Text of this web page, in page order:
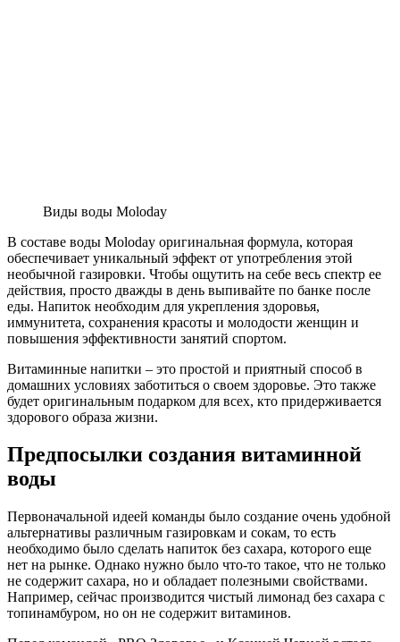
Виды воды Moloday
В составе воды Moloday оригинальная формула, которая
обеспечивает уникальный эффект от употребления этой
необычной газировки. Чтобы ощутить на себе весь спектр ее
действия, просто дважды в день выпивайте по банке после
еды. Напиток необходим для укрепления здоровья,
иммунитета, сохранения красоты и молодости женщин и
повышения эффективности занятий спортом.
Витаминные напитки – это простой и приятный способ в
домашних условиях заботиться о своем здоровье. Это также
будет оригинальным подарком для всех, кто придерживается
здорового образа жизни.
Предпосылки создания витаминной
воды
Первоначальной идеей команды было создание очень удобной
альтернативы различным газировкам и сокам, то есть
необходимо было сделать напиток без сахара, которого еще
нет на рынке. Однако нужно было что-то такое, что не только
не содержит сахара, но и обладает полезными свойствами.
Например, сейчас производится чистый лимонад без сахара с
топинамбуром, но он не содержит витаминов.